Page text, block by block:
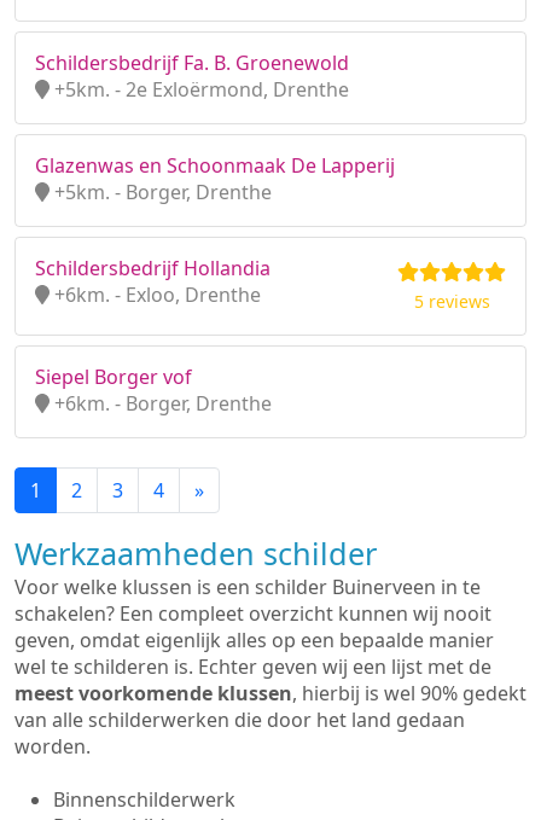
Schildersbedrijf Fa. B. Groenewold
+5km. - 2e Exloërmond, Drenthe
Glazenwas en Schoonmaak De Lapperij
+5km. - Borger, Drenthe
Schildersbedrijf Hollandia
+6km. - Exloo, Drenthe
5 reviews
Siepel Borger vof
+6km. - Borger, Drenthe
1 2 3 4 »
Werkzaamheden schilder
Voor welke klussen is een schilder Buinerveen in te
schakelen? Een compleet overzicht kunnen wij nooit
geven, omdat eigenlijk alles op een bepaalde manier
wel te schilderen is. Echter geven wij een lijst met de
meest voorkomende klussen, hierbij is wel 90% gedekt
van alle schilderwerken die door het land gedaan
worden.
Binnenschilderwerk